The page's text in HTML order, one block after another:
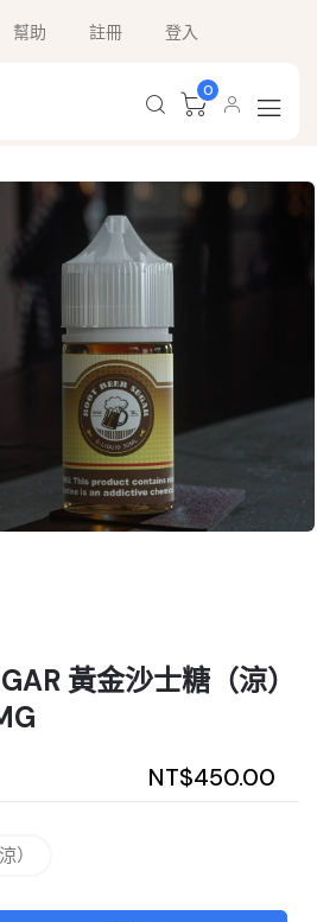
幫助 註冊 登入
0
黃金沙士糖（涼）
NT$450.00
）